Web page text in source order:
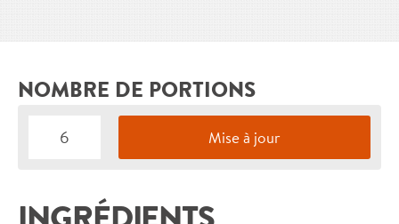
NOMBRE DE PORTIONS